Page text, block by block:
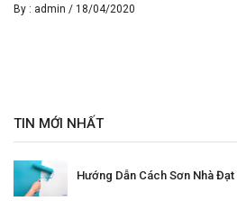
By : admin / 18/04/2020
TIN MỚI NHẤT
Hướng Dẫn Cách Sơn Nhà Đạt